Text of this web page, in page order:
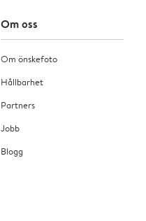
Om oss
Om önskefoto
Hållbarhet
Partners
Jobb
Blogg